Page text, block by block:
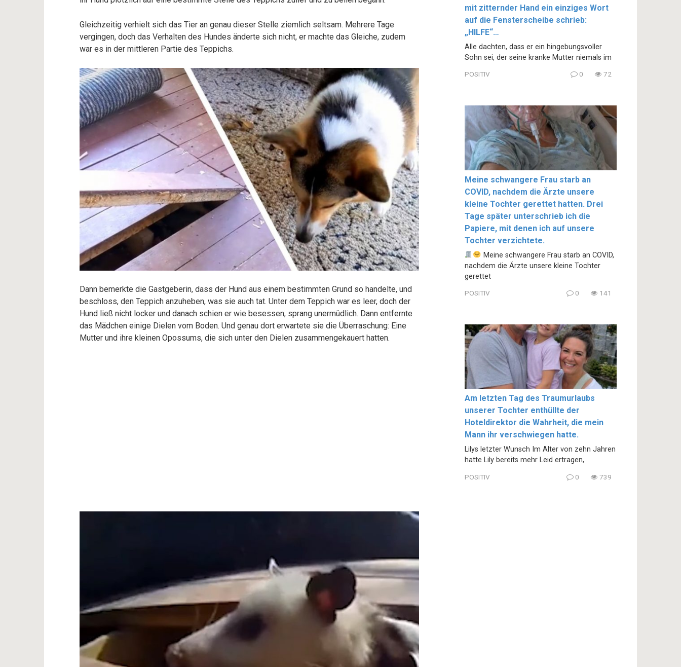
Gleichzeitig verhielt sich das Tier an genau dieser Stelle ziemlich seltsam. Mehrere Tage
vergingen, doch das Verhalten des Hundes änderte sich nicht, er machte das Gleiche, zudem
war es in der mittleren Partie des Teppichs.
Dann bemerkte die Gastgeberin, dass der Hund aus einem bestimmten Grund so handelte, und
beschloss, den Teppich anzuheben, was sie auch tat. Unter dem Teppich war es leer, doch der
Hund ließ nicht locker und danach schien er wie besessen, sprang unermüdlich. Dann entfernte
das Mädchen einige Dielen vom Boden. Und genau dort erwartete sie die Überraschung: Eine
Mutter und ihre kleinen Opossums, die sich unter den Dielen zusammengekauert hatten.
mit zitternder Hand ein einziges Wort
auf die Fensterscheibe schrieb:
„HILFE“…
Alle dachten, dass er ein hingebungsvoller
Sohn sei, der seine kranke Mutter niemals im
POSITIV 0 72
Meine schwangere Frau starb an
COVID, nachdem die Ärzte unsere
kleine Tochter gerettet hatten. Drei
Tage später unterschrieb ich die
Papiere, mit denen ich auf unsere
Tochter verzichtete.
Meine schwangere Frau starb an COVID,
nachdem die Ärzte unsere kleine Tochter
gerettet
POSITIV 0 141
Am letzten Tag des Traumurlaubs
unserer Tochter enthüllte der
Hoteldirektor die Wahrheit, die mein
Mann ihr verschwiegen hatte.
Lilys letzter Wunsch Im Alter von zehn Jahren
hatte Lily bereits mehr Leid ertragen,
POSITIV 0 739